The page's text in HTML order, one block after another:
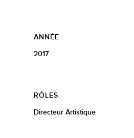
ANNÉE
2017
RÔLES
Directeur Artistique